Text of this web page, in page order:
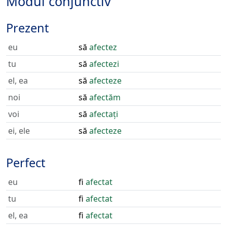
Prezent
eu să afectez
tu
să afectezi
el, ea
să afecteze
noi
să afectăm
voi
să afectați
ei, ele
să afecteze
Perfect
eu fi afectat
tu
fi afectat
el, ea
fi afectat